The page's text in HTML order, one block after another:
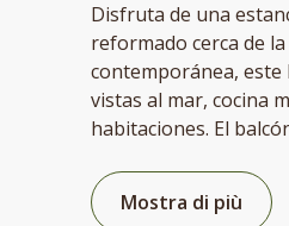
Disfruta de una
reformado cerca de
contemporánea, este
vistas al mar, cocina
habitaciones. El
Mostra di più